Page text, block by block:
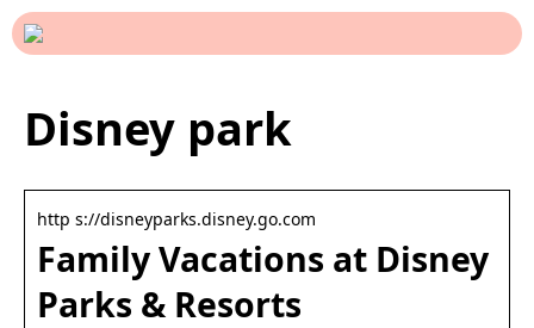
Disney park
http s://disneyparks.disney.go.com
Family Vacations at Disney
Parks & Resorts